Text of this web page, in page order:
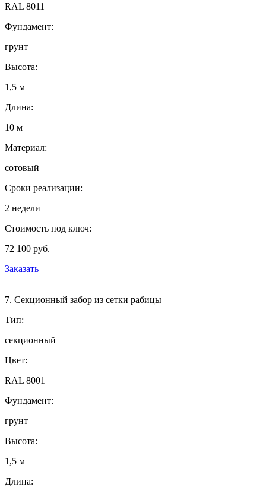
RAL 8011
Фундамент:
грунт
Высота:
1,5 м
Длина:
10 м
Материал:
сотовый
Сроки реализации:
2 недели
Стоимость под ключ:
72 100 руб.
Заказать
7. Секционный забор из сетки рабицы
Тип:
секционный
Цвет:
RAL 8001
Фундамент:
грунт
Высота:
1,5 м
Длина: